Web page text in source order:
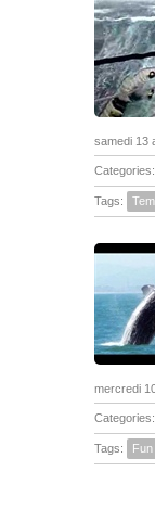
samedi 13
Categories:
Tags:
mercredi
Categories:
Tags: Fun